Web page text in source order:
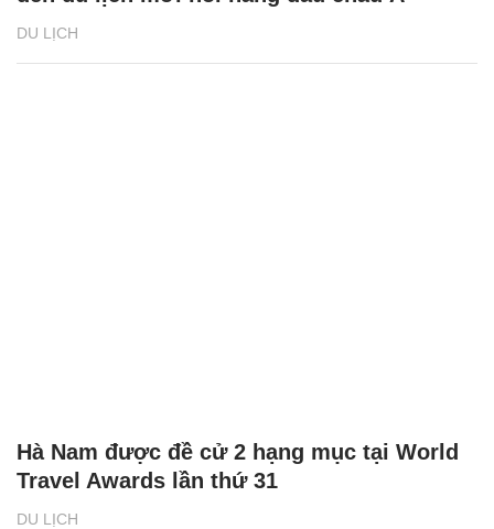
DU LỊCH
DU LỊCH
Hà Nam được đề cử 2 hạng mục tại World
Travel Awards lần thứ 31